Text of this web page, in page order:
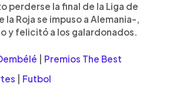
perderse la final de la Liga de
la Roja se impuso a Alemania-,
y felicitó a los galardonados.
Premios The Best
Futbol